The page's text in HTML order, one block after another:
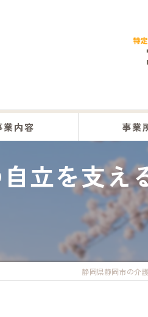
業内容
け合い事業
家
事業
本部
沼津事業所
富士事業所
清水事業所
立を支え
静岡県静岡市の介